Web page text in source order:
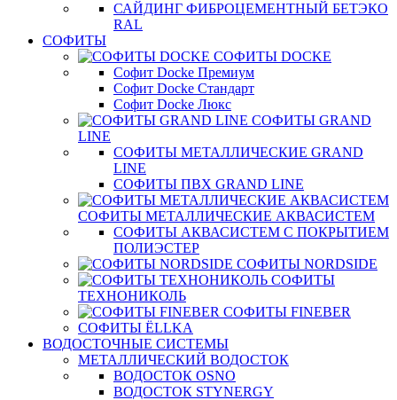
САЙДИНГ ФИБРОЦЕМЕНТНЫЙ БЕТЭКО
RAL
СОФИТЫ
СОФИТЫ DOCKE
Софит Docke Премиум
Софит Docke Стандарт
Софит Docke Люкс
СОФИТЫ GRAND
LINE
СОФИТЫ МЕТАЛЛИЧЕСКИЕ GRAND
LINE
СОФИТЫ ПВХ GRAND LINE
СОФИТЫ МЕТАЛЛИЧЕСКИЕ АКВАСИСТЕМ
СОФИТЫ АКВАСИСТЕМ С ПОКРЫТИЕМ
ПОЛИЭСТЕР
СОФИТЫ NORDSIDE
СОФИТЫ
ТЕХНОНИКОЛЬ
СОФИТЫ FINEBER
СОФИТЫ ЁLLKA
ВОДОСТОЧНЫЕ СИСТЕМЫ
МЕТАЛЛИЧЕСКИЙ ВОДОСТОК
ВОДОСТОК OSNO
ВОДОСТОК STYNERGY